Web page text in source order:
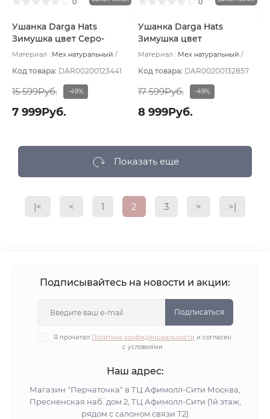
Ушанка Darga Hats
Зимушка цвет Серо-
сиреневый теплый
Материал : Мех натуральный
Код товара: DAR00200123441
15 599Руб. -49%
7 999Руб.
Ушанка Darga Hats
Зимушка цвет
Коричневый темный
Материал : Мех натуральный
Код товара: DAR00200132857
17 599Руб. -49%
8 999Руб.
Показать еще
|< < 1 2 3 > >|
Подписывайтесь на новости и акции:
Подписаться
Я прочитал Политика конфиденциальности и согласен
с условиями
Наш адрес:
Магазин "Перчаточка" в ТЦ Афимолл-Сити Москва,
Пресненская наб. дом 2, ТЦ Афимолл-Сити (1й этаж,
рядом с салоном связи Т2)